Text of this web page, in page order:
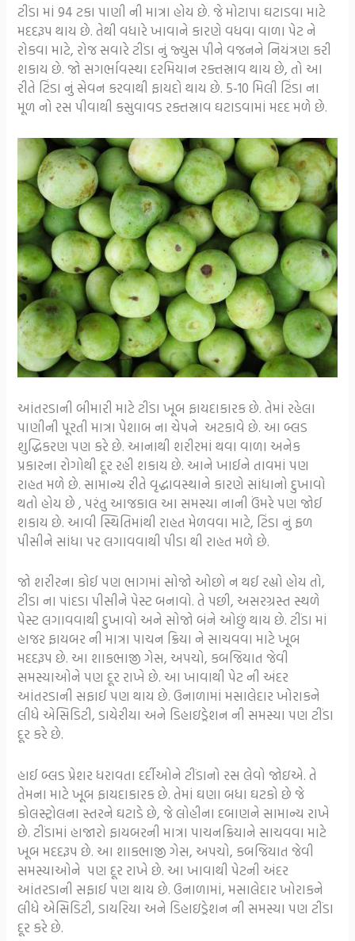
ટીંડા માં 94 ટકા પાણી ની માત્રા હોય છે. જે મોટાપા ઘટાડવા માટે
મદદરૂપ થાય છે. તેથી વધારે ખાવાને કારણે વધવા વાળા પેટ ને
રોકવા માટે, રોજ સવારે ટીંડા નું જ્યુસ પીને વજનને નિયંત્રણ કરી
શકાય છે. જો સગર્ભાવસ્થા દરમિયાન રક્તસ્રાવ થાય છે, તો આ
રીતે ટિંડા નું સેવન કરવાથી ફાયદો થાય છે. 5-10 મિલી ટિંડા ના
મૂળ નો રસ પીવાથી કસુવાવડ રક્તસ્રાવ ઘટાડવામાં મદદ મળે છે.
આંતરડાની બીમારી માટે ટીંડા ખૂબ ફાયદાકારક છે. તેમાં રહેલા
પાણીની પૂરતી માત્રા પેશાબ ના ચેપને અટકાવે છે. આ બ્લડ
શુદ્ધિકરણ પણ કરે છે. આનાથી શરીરમાં થવા વાળા અનેક
પ્રકારના રોગોથી દૂર રહી શકાય છે. આને ખાઈને તાવમાં પણ
રાહત મળે છે. સામાન્ય રીતે વૃદ્ધાવસ્થાને કારણે સાંધાનો દુખાવો
થતો હોય છે , પરંતુ આજકાલ આ સમસ્યા નાની ઉંમરે પણ જોઈ
શકાય છે. આવી સ્થિતિમાંથી રાહત મેળવવા માટે, ટિંડા નું ફળ
પીસીને સાંધા પર લગાવવાથી પીડા થી રાહત મળે છે.
જો શરીરના કોઈ પણ ભાગમાં સોજો ઓછો ન થઈ રહ્યો હોય તો,
ટીંડા ના પાંદડા પીસીને પેસ્ટ બનાવો. તે પછી, અસરગ્રસ્ત સ્થળે
પેસ્ટ લગાવવાથી દુખાવો અને સોજો બંને ઓછું થાય છે. ટીંડા માં
હાજર ફાયબર ની માત્રા પાચન ક્રિયા ને સાચવવા માટે ખૂબ
મદદરૂપ છે. આ શાકભાજી ગેસ, અપચો, કબજિયાત જેવી
સમસ્યાઓને પણ દૂર રાખે છે. આ ખાવાથી પેટ ની અંદર
આંતરડાની સફાઈ પણ થાય છે. ઉનાળામાં મસાલેદાર ખોરાકને
લીધે એસિડિટી, ડાયેરીયા અને ડિહાઇડ્રેશન ની સમસ્યા પણ ટીંડા
દૂર કરે છે.
હાઈ બ્લડ પ્રેશર ધરાવતા દર્દીઓને ટીંડાનો રસ લેવો જોઇએ. તે
તેમના માટે ખૂબ ફાયદાકારક છે. તેમાં ઘણા બધા ઘટકો છે જે
કોલસ્ટ્રોલના સ્તરને ઘટાડે છે, જે લોહીના દબાણને સામાન્ય રાખે
છે. ટીંડામાં હાજારો ફાયબરની માત્રા પાચનક્રિયાને સાચવવા માટે
ખૂબ મદદરૂપ છે. આ શાકભાજી ગેસ, અપચો, કબજિયાત જેવી
સમસ્યાઓને પણ દૂર રાખે છે. આ ખાવાથી પેટની અંદર
આંતરડાની સફાઈ પણ થાય છે. ઉનાળામાં, મસાલેદાર ખોરાકને
લીધે એસિડિટી, ડાયરિયા અને ડિહાઇડ્રેશન ની સમસ્યા પણ ટીંડા
દૂર કરે છે.